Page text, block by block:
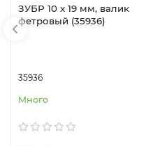
ЗУБР 10 x 19 мм, валик
фетровый (35936)
35936
Много